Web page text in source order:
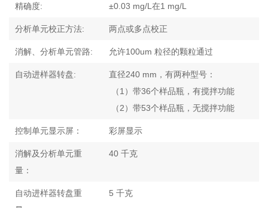
精确度: ±0.03 mg/L在1 mg/L
分析单元校正方法: 两点或多点校正
消解、分析单元管路: 允许100um 粒径的颗粒通过
自动进样器转盘:
直径240 mm，有两种型号：
（1）带36个样品瓶，有搅拌功能
（2）带53个样品瓶，无搅拌功能
控制单元显示屏： 彩屏显示
消解及分析单元重
量：
40 千克
自动进样器转盘重
5 千克